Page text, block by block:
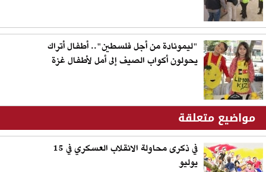
"ليمونادة من أجل فلسطين".. أطفال أتراك
يحولون أكواب الصيف إلى أمل لأطفال غزة
مواضيع متعلقة
في ذكرى محاولة الانقلاب العسكري في 15
يوليو